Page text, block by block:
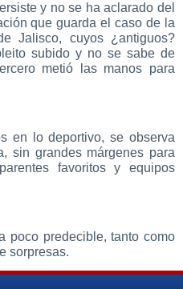
y no se ha aclarado del
que guarda el caso de la
Jalisco, cuyos ¿antiguos?
subido y no se sabe de
metió las manos para
en lo deportivo, se observa
sin grandes márgenes para
favoritos y equipos
poco predecible, tanto como
sorpresas.